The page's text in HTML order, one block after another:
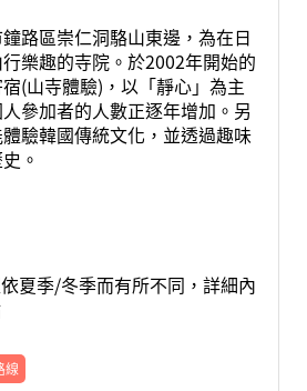
路區崇仁洞駱山東邊，為在日
樂趣的寺院。於2002年開始的
(山寺體驗)，以「靜心」為主
參加者的人數正逐年增加。另
驗韓國傳統文化，並透過趣味
。
夏季/冬季而有所不同，詳細內
線